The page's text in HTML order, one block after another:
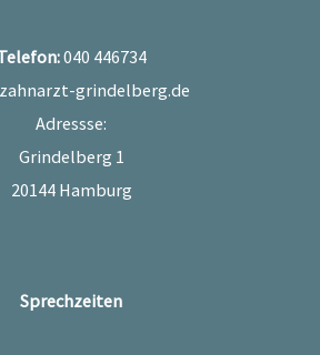
040 446734
grindelberg.de
Adressse:
Grindelberg 1
20144 Hamburg
Sprechzeiten